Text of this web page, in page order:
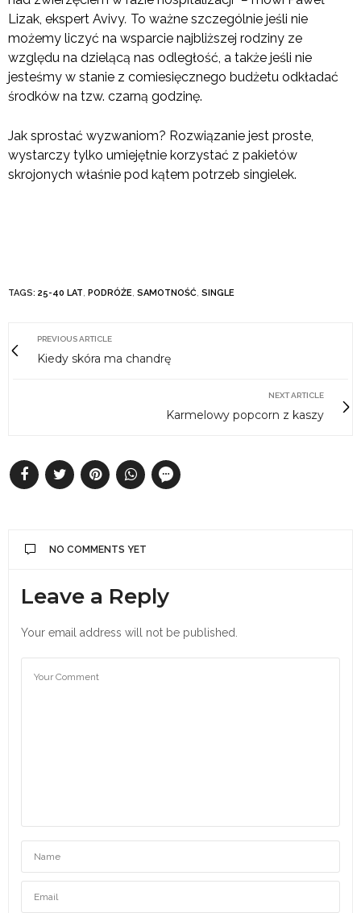
Lizak, ekspert Avivy. To ważne szczególnie jeśli nie
możemy liczyć na wsparcie najbliższej rodziny ze
względu na dzielącą nas odległość, a także jeśli nie
jesteśmy w stanie z comiesięcznego budżetu odkładać
środków na tzw. czarną godzinę.
Jak sprostać wyzwaniom? Rozwiązanie jest proste,
wystarczy tylko umiejętnie korzystać z pakietów
skrojonych właśnie pod kątem potrzeb singielek.
TAGS: 25-40 LAT, PODRÓŻE, SAMOTNOŚĆ, SINGLE
PREVIOUS ARTICLE
Kiedy skóra ma chandrę
NEXT ARTICLE
Karmelowy popcorn z kaszy
NO COMMENTS YET
Leave a Reply
Your email address will not be published.